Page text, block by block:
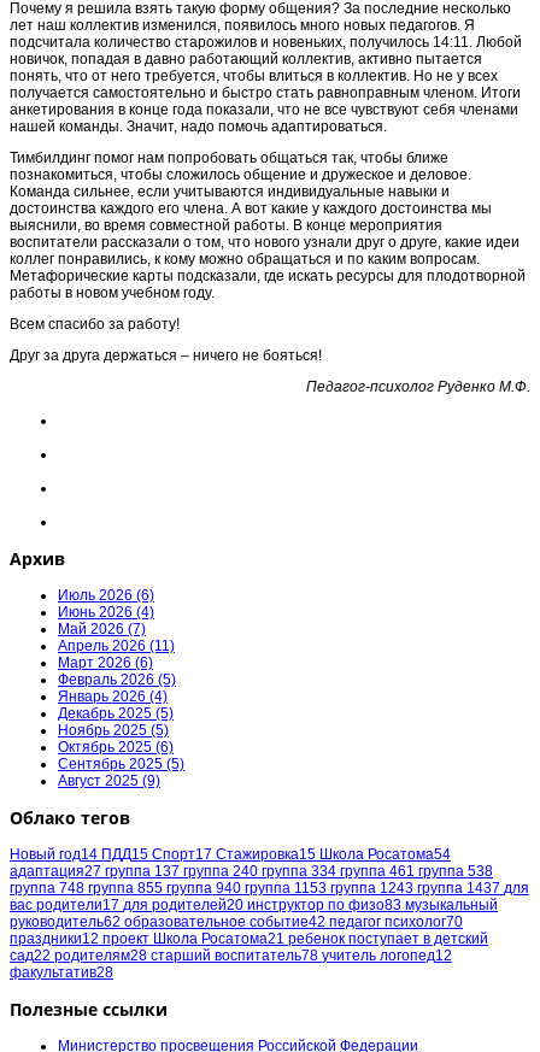
Почему я решила взять такую форму общения? За последние несколько
лет наш коллектив изменился, появилось много новых педагогов. Я
подсчитала количество старожилов и новеньких, получилось 14:11. Любой
новичок, попадая в давно работающий коллектив, активно пытается
понять, что от него требуется, чтобы влиться в коллектив. Но не у всех
получается самостоятельно и быстро стать равноправным членом. Итоги
анкетирования в конце года показали, что не все чувствуют себя членами
нашей команды. Значит, надо помочь адаптироваться.
Тимбилдинг помог нам попробовать общаться так, чтобы ближе
познакомиться, чтобы сложилось общение и дружеское и деловое.
Команда сильнее, если учитываются индивидуальные навыки и
достоинства каждого его члена. А вот какие у каждого достоинства мы
выяснили, во время совместной работы. В конце мероприятия
воспитатели рассказали о том, что нового узнали друг о друге, какие идеи
коллег понравились, к кому можно обращаться и по каким вопросам.
Метафорические карты подсказали, где искать ресурсы для плодотворной
работы в новом учебном году.
Всем спасибо за работу!
Друг за друга держаться – ничего не бояться!
Педагог-психолог Руденко М.Ф.
Архив
Июль 2026 (6)
Июнь 2026 (4)
Май 2026 (7)
Апрель 2026 (11)
Март 2026 (6)
Февраль 2026 (5)
Январь 2026 (4)
Декабрь 2025 (5)
Ноябрь 2025 (5)
Октябрь 2025 (6)
Сентябрь 2025 (5)
Август 2025 (9)
Облако тегов
Новый год14 ПДД15 Спорт17 Стажировка15 Школа Росатома54
адаптация27 группа 137 группа 240 группа 334 группа 461 группа 538
группа 748 группа 855 группа 940 группа 1153 группа 1243 группа 1437 для
вас родители17 для родителей20 инструктор по физо83 музыкальный
руководитель62 образовательное событие42 педагог психолог70
праздники12 проект Школа Росатома21 ребенок поступает в детский
сад22 родителям28 старший воспитатель78 учитель логопед12
факультатив28
Полезные ссылки
Министерство просвещения Российской Федерации